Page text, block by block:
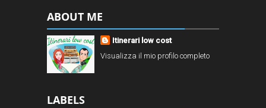
ABOUT ME
Itinerari low cost
Visualizza il mio profilo completo
LABELS